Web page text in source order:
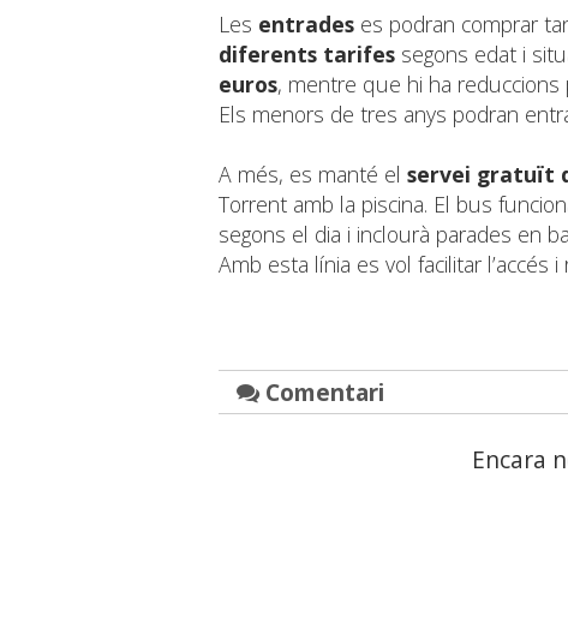
Les entrades es podran comprar
diferents tarifes segons edat i
euros, mentre que hi ha reduccions
Els menors de tres anys podran
A més, es manté el servei gratuït
Torrent amb la piscina. El bus
segons el dia i inclourà parades en
Amb esta línia es vol facilitar l’accés
Comentari
Encara